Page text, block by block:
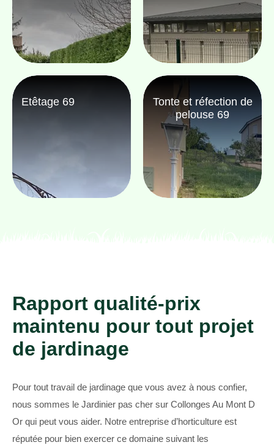
Etêtage 69
Tonte et réfection de
pelouse 69
Rapport qualité-prix
maintenu pour tout projet
de jardinage
Pour tout travail de jardinage que vous avez à nous confier,
nous sommes le Jardinier pas cher sur Collonges Au Mont D
Or qui peut vous aider. Notre entreprise d’horticulture est
réputée pour bien exercer ce domaine suivant les